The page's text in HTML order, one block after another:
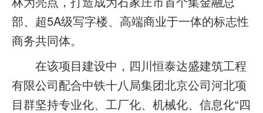
部、超5A级写字楼、高端商业于一体的标志性
商务共同体。
在该项目建设中，四川恒泰达盛建筑工程
有限公司配合中铁十八局集团北京公司河北项
目群坚持专业化、工厂化、机械化、信息化“四